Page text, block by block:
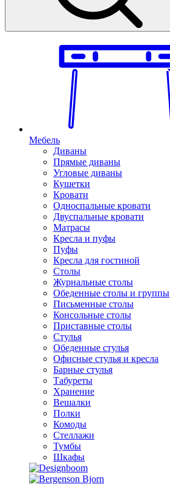
Мебель
Диваны
Прямые диваны
Угловые диваны
Кушетки
Кровати
Односпальные кровати
Двуспальные кровати
Матрасы
Кресла и пуфы
Пуфы
Кресла для гостиной
Столы
Журнальные столы
Обеденные столы и группы
Письменные столы
Консольные столы
Приставные столы
Стулья
Обеденные стулья
Офисные стулья и кресла
Барные стулья
Табуреты
Хранение
Вешалки
Полки
Комоды
Стеллажи
Тумбы
Шкафы